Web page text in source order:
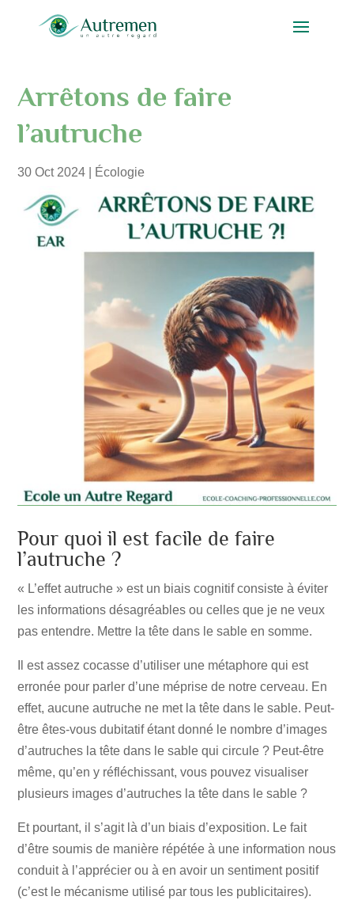
Arrêtons de faire
l’autruche
30 Oct 2024 Écologie
Pour quoi il est facile de faire
l’autruche ?
« L’effet autruche » est un biais cognitif consiste à éviter
les informations désagréables ou celles que je ne veux
pas entendre. Mettre la tête dans le sable en somme.
Il est assez cocasse d’utiliser une métaphore qui est
erronée pour parler d’une méprise de notre cerveau. En
effet, aucune autruche ne met la tête dans le sable. Peut-
être êtes-vous dubitatif étant donné le nombre d’images
d’autruches la tête dans le sable qui circule ? Peut-être
même, qu’en y réfléchissant, vous pouvez visualiser
plusieurs images d’autruches la tête dans le sable ?
Et pourtant, il s’agit là d’un biais d’exposition. Le fait
d’être soumis de manière répétée à une information nous
conduit à l’apprécier ou à en avoir un sentiment positif
(c’est le mécanisme utilisé par tous les publicitaires).